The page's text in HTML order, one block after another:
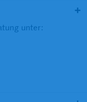
unter: